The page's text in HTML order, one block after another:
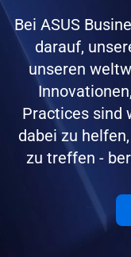
Bei ASUS
darauf,
unseren
Practices sind
dabei zu
zu treffen -